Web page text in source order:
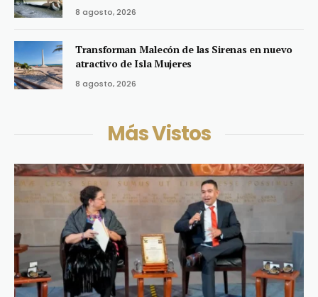
8 agosto, 2026
Transforman Malecón de las Sirenas en nuevo
atractivo de Isla Mujeres
8 agosto, 2026
Más Vistos